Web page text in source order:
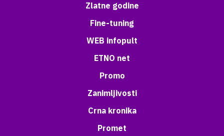
Zlatne godine
Fine-tuning
WEB infopult
ETNO net
Promo
Zanimljivosti
Crna kronika
Promet